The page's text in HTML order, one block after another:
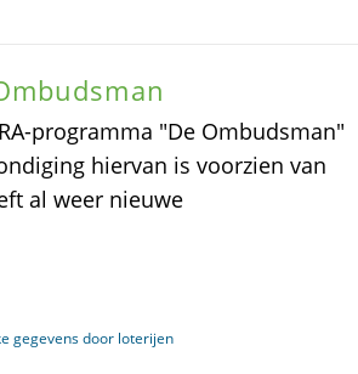
programma "De Ombudsman"
hiervan is voorzien van
al weer nieuwe
gegevens door loterijen